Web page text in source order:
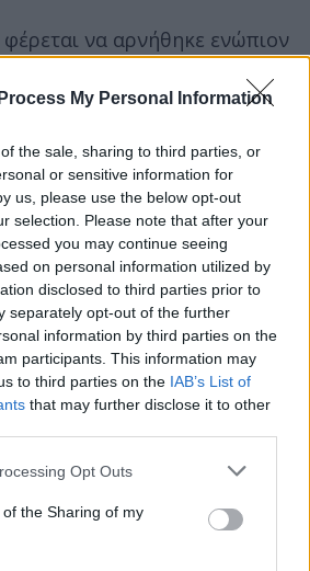
My Personal Information
the sale, sharing to third parties, or
or sensitive information for
us, please use the below opt-out
selection. Please note that after your
you may continue seeing
on personal information utilized by
disclosed to third parties prior to
separately opt-out of the further
information by third parties on the
participants. This information may
to third parties on the IAB’s List of
that may further disclose it to other
app uses one or more Google
or usage behaviour. You may click to
to Google and its third-party tags to
specified purposes in below Google
Opt Outs
the Sharing of my
να αρνήθηκε ενώπιον
πράξη που του αποδίδεται,
του εστάλησαν φωτογραφίες
τον ισχυρισμό που φέρεται
επειδή υποψιάστηκε ότι
ετών, όπως του είπε, αλλά
ζητούσε να αποσαφηνιστεί η
ζήτησε τις φωτογραφίες,
το πρόσωπο με το οποίο
του. Ο κατηγορούμενος
ότι έστειλε στην 13χρονη
που συνολικά φθάνουν τα